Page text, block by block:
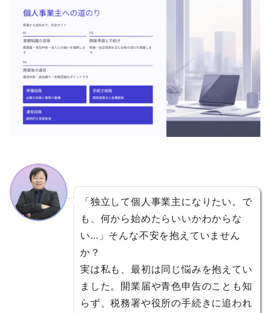
「独立して個人事業主になりたい。で
も、何から始めたらいいかわからな
い…」そんな不安を抱えていません
か？
実は私も、最初は同じ悩みを抱えてい
ました。開業届や青色申告のことも知
らず、税務署や役所の手続きに追われ